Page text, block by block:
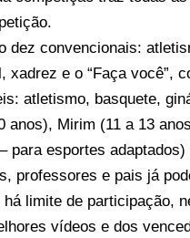
dez convencionais:
xadrez e o “Faça você”,
atletismo, basquete,
anos), Mirim (11 a 13
para esportes
professores e pais já
limite de participação,
vídeos e dos